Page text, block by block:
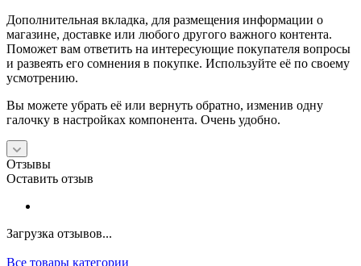
Дополнительная вкладка, для размещения информации о
магазине, доставке или любого другого важного контента.
Поможет вам ответить на интересующие покупателя вопросы
и развеять его сомнения в покупке. Используйте её по своему
усмотрению.
Вы можете убрать её или вернуть обратно, изменив одну
галочку в настройках компонента. Очень удобно.
Отзывы
Оставить отзыв
Загрузка отзывов...
Все товары категории